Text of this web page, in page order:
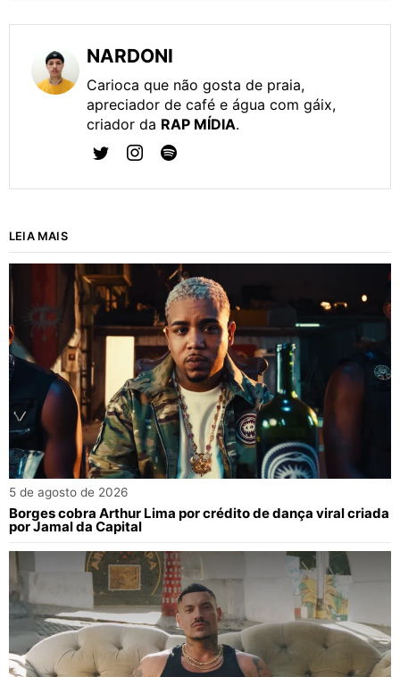
NARDONI
Carioca que não gosta de praia,
apreciador de café e água com gáix,
criador da RAP MÍDIA.
LEIA MAIS
5 de agosto de 2026
Borges cobra Arthur Lima por crédito de dança viral criada
por Jamal da Capital